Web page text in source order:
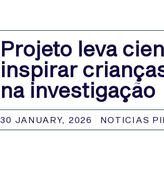
Projeto leva
inspirar
na investigação
30 JANUARY, 2026 NOTICIAS